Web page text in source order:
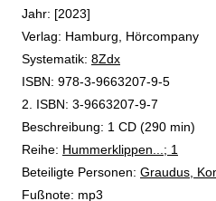
Jahr: [2023]
Verlag: Hamburg, Hörcompany
opens in new tab
Diesen Link in neuem Tab öffnen
Systematik: Suche nach dieser
8Zdx
Suche nach diesem
ISBN: 978-3-9663207-9-5
2. ISBN: 3-9663207-9-7
Beschreibung: 1 CD (290 min)
Reihe: Hummerklippen...; 1
Beteiligte Personen: Suche nach
Graudus,
Fußnote: mp3